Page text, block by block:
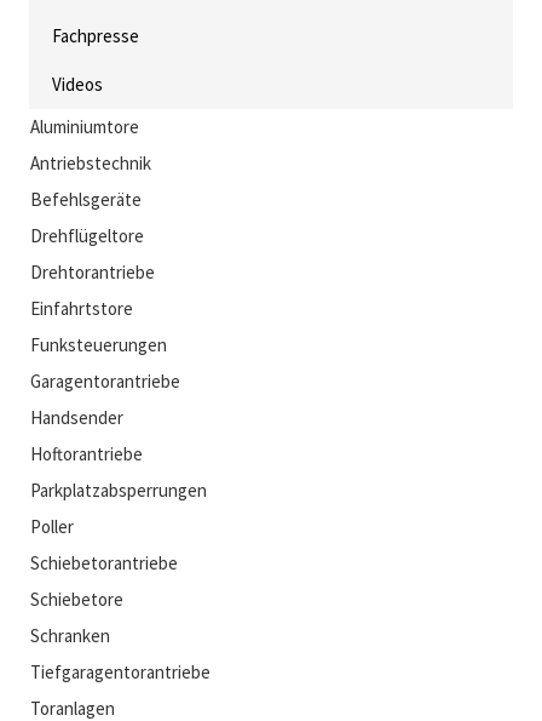
Fachpresse
Videos
Aluminiumtore
Antriebstechnik
Befehlsgeräte
Drehflügeltore
Drehtorantriebe
Einfahrtstore
Funksteuerungen
Garagentorantriebe
Handsender
Hoftorantriebe
Parkplatzabsperrungen
Poller
Schiebetorantriebe
Schiebetore
Schranken
Tiefgaragentorantriebe
Toranlagen